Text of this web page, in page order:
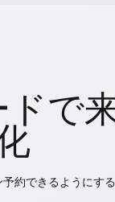
で
約できるようにする